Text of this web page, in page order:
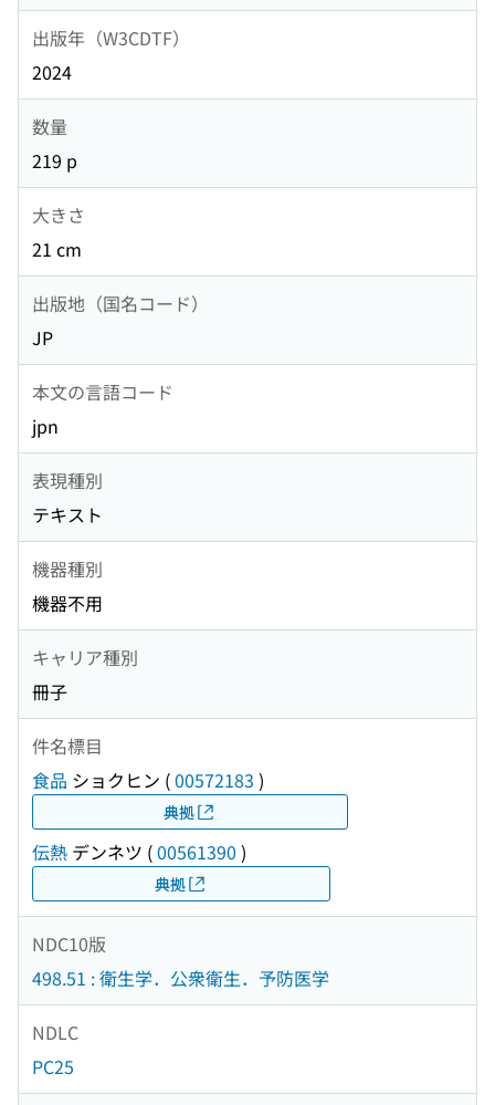
出版年（W3CDTF）
2024
数量
219 p
大きさ
21 cm
出版地（国名コード）
JP
本文の言語コード
jpn
表現種別
テキスト
機器種別
機器不用
キャリア種別
冊子
件名標目
食品 ショクヒン (00572183 )
典拠
伝熱 デンネツ (00561390 )
典拠
NDC10版
498.51 : 衛生学．公衆衛生．予防医学
NDLC
PC25